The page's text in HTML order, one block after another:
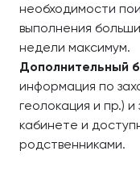
необходимости
выполнения
недели максимум.
Дополнительный
информация по
геолокация и пр.)
кабинете и
родственниками.